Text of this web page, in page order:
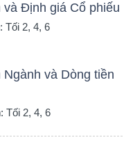
và Định giá Cổ phiếu
Tối 2, 4, 6
và Dòng tiền
Tối 2, 4, 6